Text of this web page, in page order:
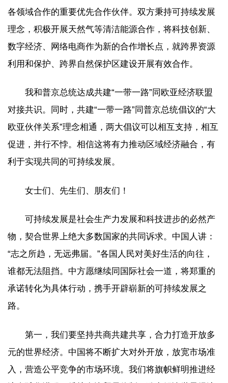
各领域合作的重要优先合作伙伴。双方秉持可持续发展
理念，积极开展天然气等清洁能源合作，将科技创新、
数字经济、网络电商作为新的合作增长点，就跨界资源
利用和保护、跨界自然保护区建设开展有效合作。
我和普京总统达成共建“一带一路”同欧亚经济联盟
对接共识。同时，共建“一带一路”同普京总统倡议的“大
欧亚伙伴关系”理念相通，两大倡议可以相互支持，相互
促进，并行不悖。相信这将有力推动区域经济融合，有
利于实现共同的可持续发展。
女士们、先生们、朋友们！
可持续发展是社会生产力发展和科技进步的必然产
物，契合世界上绝大多数国家的共同诉求。中国人讲：
“志之所趋，无远弗届。”各国人民对美好生活的向往，
谁都无法阻挡。中方愿继续同国际社会一道，将郑重的
承诺转化为具体行动，携手开辟崭新的可持续发展之
路。
第一，我们要坚持共商共建共享，合力打造开放多
元的世界经济。中国将不断扩大对外开放，放宽市场准
入，营造公平竞争的市场环境。我们将旗帜鲜明推进经